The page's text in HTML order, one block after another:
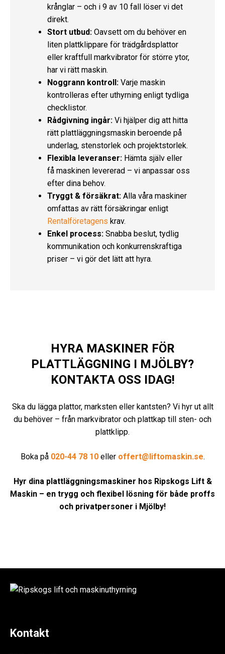
krånglar – och i 9 av 10 fall löser vi det
direkt.
Stort utbud: Oavsett om du behöver en
liten plattklippare för trädgårdsplattor
eller kraftfull markvibrator för större ytor,
har vi rätt maskin.
Noggrann kontroll: Varje maskin
kontrolleras efter uthyrning enligt tydliga
checklistor.
Rådgivning ingår: Vi hjälper dig att hitta
rätt plattläggningsmaskin beroende på
underlag, stenstorlek och projektstorlek.
Flexibla leveranser: Hämta själv eller
få maskinen levererad – vi anpassar oss
efter dina behov.
Tryggt & försäkrat: Alla våra maskiner
omfattas av rätt försäkringar enligt
Rentalföretagens krav.
Enkel process: Snabba beslut, tydlig
kommunikation och konkurrenskraftiga
priser – vi gör det lätt att hyra.
HYRA MASKINER FÖR
PLATTLÄGGNING I MJÖLBY?
KONTAKTA OSS IDAG!
Ska du lägga plattor, marksten eller kantsten? Vi hyr ut allt
du behöver – från markvibrator och plattkap till sten- och
plattklipp.
Boka på 020-44 78 10eller offert@liftomaskin.se.
Hyr dina plattläggningsmaskiner hos Ripskogs Lift &
Maskin – en trygg och flexibel lösning för både proffs
och privatpersoner i Mjölby!
Kontakt